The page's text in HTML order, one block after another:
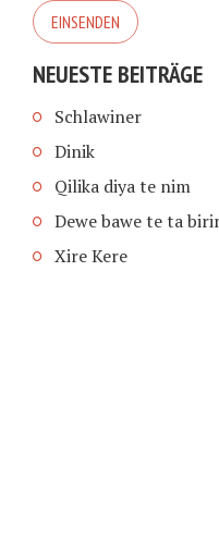
NEUESTE BEITRÄGE
Schlawiner
Dinik
Qilika diya te nim
Dewe bawe te ta
Xire Kere